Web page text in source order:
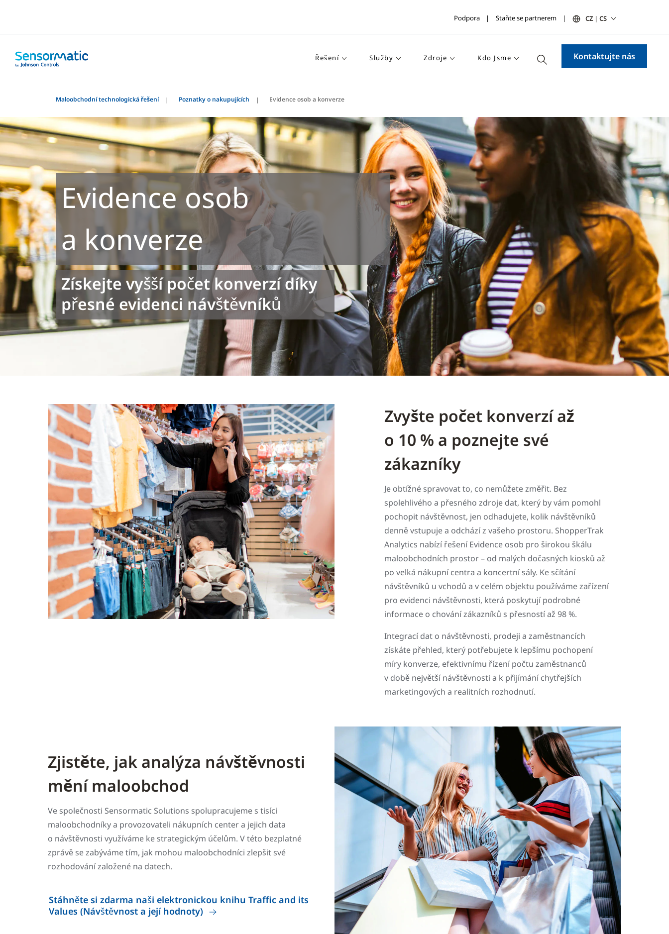
Podpora Staňte se partnerem CZ | CS
Řešení Služby Zdroje Kdo Jsme Kontaktujte nás
Maloobchodní technologická řešení Poznatky o nakupujících Evidence osob a konverze
Evidence osob
a konverze
Získejte vyšší počet konverzí díky
přesné evidenci návštěvníků
Zvyšte počet konverzí až
o 10 % a poznejte své
zákazníky
Je obtížné spravovat to, co nemůžete změřit. Bez
spolehlivého a přesného zdroje dat, který by vám pomohl
pochopit návštěvnost, jen odhadujete, kolik návštěvníků
denně vstupuje a odchází z vašeho prostoru. ShopperTrak
Analytics nabízí řešení Evidence osob pro širokou škálu
maloobchodních prostor – od malých dočasných kiosků až
po velká nákupní centra a koncertní sály. Ke sčítání
návštěvníků u vchodů a v celém objektu používáme zařízení
pro evidenci návštěvnosti, která poskytují podrobné
informace o chování zákazníků s přesností až 98 %.
Integrací dat o návštěvnosti, prodeji a zaměstnancích
získáte přehled, který potřebujete k lepšímu pochopení
míry konverze, efektivnímu řízení počtu zaměstnanců
v době největší návštěvnosti a k přijímání chytřejších
marketingových a realitních rozhodnutí.
Zjistěte, jak analýza návštěvnosti
mění maloobchod
Ve společnosti Sensormatic Solutions spolupracujeme s tisíci
maloobchodníky a provozovateli nákupních center a jejich data
o návštěvnosti využíváme ke strategickým účelům. V této bezplatné
zprávě se zabýváme tím, jak mohou maloobchodníci zlepšit své
rozhodování založené na datech.
Stáhněte si zdarma naši elektronickou knihu Traffic and its
Values (Návštěvnost a její hodnoty)